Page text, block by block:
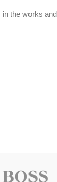
the works